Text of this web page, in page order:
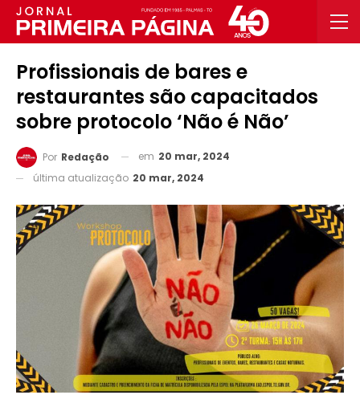
Profissionais de bares e
restaurantes são capacitados
sobre protocolo ‘Não é Não’
Por Redação em 20 mar, 2024
última atualização 20 mar, 2024